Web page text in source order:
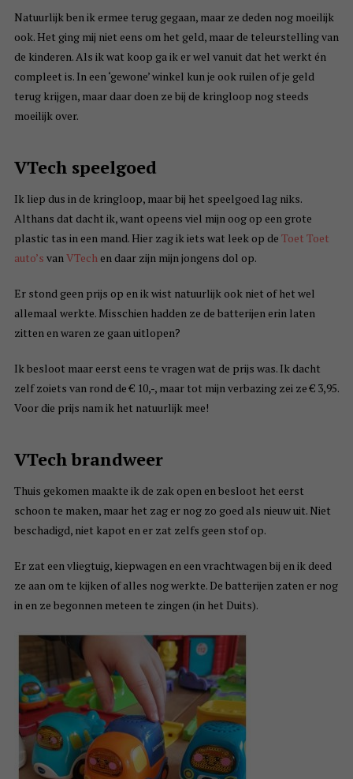
Natuurlijk ben ik ermee terug gegaan, maar ze deden nog moeilijk
ook. Het ging mij niet eens om het geld, maar de teleurstelling van
de kinderen. Als ik wat koop ga ik er wel vanuit dat het werkt én
compleet is. In een ‘gewone’ winkel kun je ook ruilen of je geld
terug krijgen, maar daar doen ze bij de kringloop nog steeds
moeilijk over.
VTech speelgoed
Ik liep dus in de kringloop, maar bij het speelgoed lag niks.
Althans dat dacht ik, want opeens viel mijn oog op een grote
plastic tas in een mand. Hier zag ik iets wat leek op de Toet Toet
auto’s vanVTechen daar zijn mijn jongens dol op.
Er stond geen prijs op en ik wist natuurlijk ook niet of het wel
allemaal werkte. Misschien hadden ze de batterijen erin laten
zitten en waren ze gaan uitlopen?
Ik besloot maar eerst eens te vragen wat de prijs was. Ik dacht
zelf zoiets van rond de € 10,-, maar tot mijn verbazing zei ze € 3,95.
Voor die prijs nam ik het natuurlijk mee!
VTech brandweer
Thuis gekomen maakte ik de zak open en besloot het eerst
schoon te maken, maar het zag er nog zo goed als nieuw uit. Niet
beschadigd, niet kapot en er zat zelfs geen stof op.
Er zat een vliegtuig, kiepwagen en een vrachtwagen bij en ik deed
ze aan om te kijken of alles nog werkte. De batterijen zaten er nog
in en ze begonnen meteen te zingen (in het Duits).